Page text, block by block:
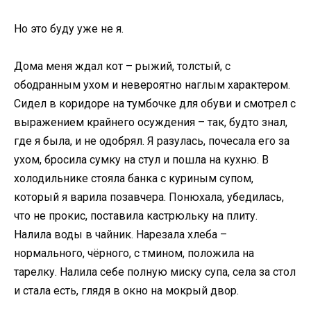
Но это буду уже не я.
Дома меня ждал кот – рыжий, толстый, с
ободранным ухом и невероятно наглым характером.
Сидел в коридоре на тумбочке для обуви и смотрел с
выражением крайнего осуждения – так, будто знал,
где я была, и не одобрял. Я разулась, почесала его за
ухом, бросила сумку на стул и пошла на кухню. В
холодильнике стояла банка с куриным супом,
который я варила позавчера. Понюхала, убедилась,
что не прокис, поставила кастрюльку на плиту.
Налила воды в чайник. Нарезала хлеба –
нормального, чёрного, с тмином, положила на
тарелку. Налила себе полную миску супа, села за стол
и стала есть, глядя в окно на мокрый двор.